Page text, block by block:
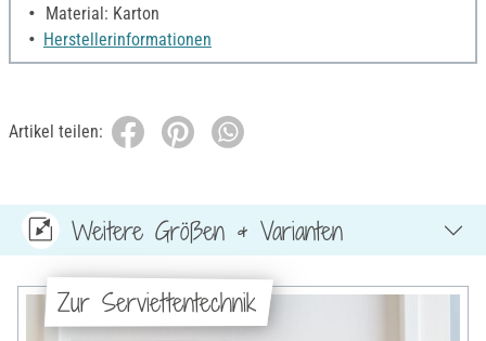
Material: Karton
Herstellerinformationen
Artikel teilen:
Weitere Größen & Varianten
Zur Serviettentechnik